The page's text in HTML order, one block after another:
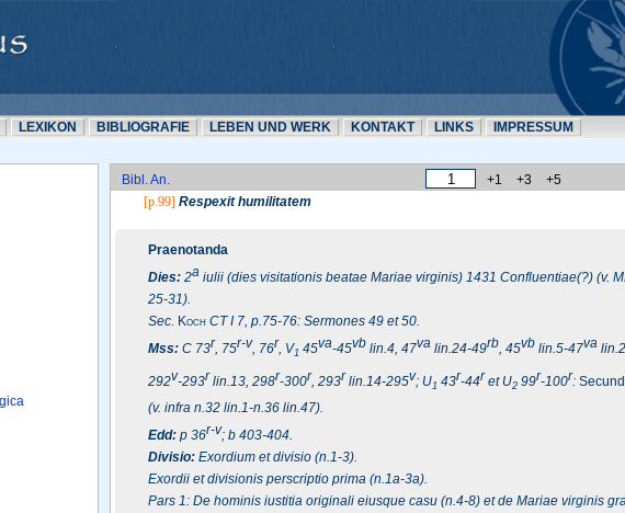
LEXIKON BIBLIOGRAFIE LEBEN UND WERK KONTAKT LINKS IMPRESSUM
Bibl. An. +1 +3 +5
[p.99] Respexit humilitatem
Praenotanda
Dies: 2a iulii (dies visitationis beatae Mariae virginis) 1431 Confluentiae(?) (v.
25-31).
Sec. Koch CT I 7, p.75-76: Sermones 49 et 50.
Mss: C 73r, 75r-v, 76r, V1 45va-45vb lin.4, 47va lin.24-49rb, 45vb lin.5-47va
292v-293r lin.13, 298r-300r , 293r lin.14-295v; U1 43r-44r et U2 99r-100r:
(v. infra n.32 lin.1-n.36 lin.47).
Edd: p 36r-v; b 403-404.
Divisio: Exordium et divisio (n.1-3).
Exordii et divisionis perscriptio prima (n.1a-3a).
Pars 1: De hominis iustitia originali eiusque casu (n.4-8) et de Mariae virginis